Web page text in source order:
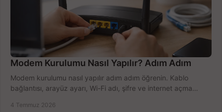
Modem Kurulumu Nasıl Yapılır? Adım Adım
Modem kurulumu nasıl yapılır adım adım öğrenin. Kablo
bağlantısı, arayüz ayarı, Wi-Fi adı, şifre ve internet açma
4 Temmuz 2026